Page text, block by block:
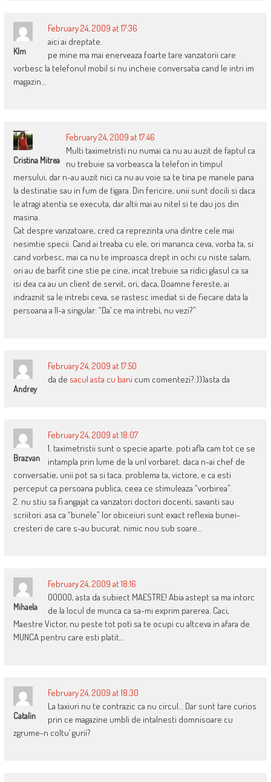
Klm
February 24, 2009 at 17:36
aici ai dreptate.
pe mine ma mai enerveaza foarte tare vanzatorii care
vorbesc la telefonul mobil si nu incheie conversatia cand le intri im
magazin…
Cristina Mitrea
February 24, 2009 at 17:46
Multi taximetristi nu numai ca nu au auzit de faptul ca
nu trebuie sa vorbeasca la telefon in timpul
mersului, dar n-au auzit nici ca nu au voie sa te tina pe manele pana
la destinatie sau in fum de tigara. Din fericire, unii sunt docili si daca
le atragi atentia se executa, dar altii mai au nitel si te dau jos din
masina.
Cat despre vanzatoare, cred ca reprezinta una dintre cele mai
nesimtie specii. Cand ai treaba cu ele, ori mananca ceva, vorba ta, si
cand vorbesc, mai ca nu te improasca drept in ochi cu niste salam,
ori au de barfit cine stie pe cine, incat trebuie sa ridici glasul ca sa
isi dea ca au un client de servit, ori, daca, Doamne fereste, ai
indraznit sa le intrebi ceva, se rastesc imediat si de fiecare data la
persoana a II-a singular: “Da’ ce ma intrebi, nu vezi?”
Andrey
February 24, 2009 at 17:50
da de sacul asta cu bani cum comentezi?:)))asta da
Brazvan
February 24, 2009 at 18:07
1. taximetristii sunt o specie aparte. poti afla cam tot ce se
intampla prin lume de la unl vorbaret. daca n-ai chef de
conversatie, unii pot sa si taca. problema ta, victore, e ca esti
perceput ca persoana publica, ceea ce stimuleaza “vorbirea”.
2. nu stiu sa fi angajat ca vanzatori doctori docenti, savanti sau
scriitori. asa ca “bunele” lor obiceiuri sunt exact reflexia bunei-
cresteri de care s-au bucurat. nimic nou sub soare…
Mihaela
February 24, 2009 at 18:16
OOOOO, asta da subiect MAESTRE! Abia astept sa ma intorc
de la locul de munca ca sa-mi exprim parerea. Caci,
Maestre Victor, nu peste tot poti sa te ocupi cu altceva in afara de
MUNCA pentru care esti platit…
Catalin
February 24, 2009 at 18:30
La taxiuri nu te contrazic ca nu circul… Dar sunt tare curios
prin ce magazine umbli de intalnesti domnisoare cu
zgrume-n coltu’ gurii?